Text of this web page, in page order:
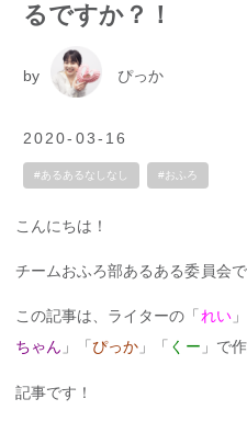
るですか？！
by ぴっか
2020-03-16
#あるあるなしなし #おふろ
こんにちは！
チームおふろ部あるある委員会で
この記事は、ライターの「 れい」
ちゃん 」「 ぴっか 」「 くー 」で
記事です！